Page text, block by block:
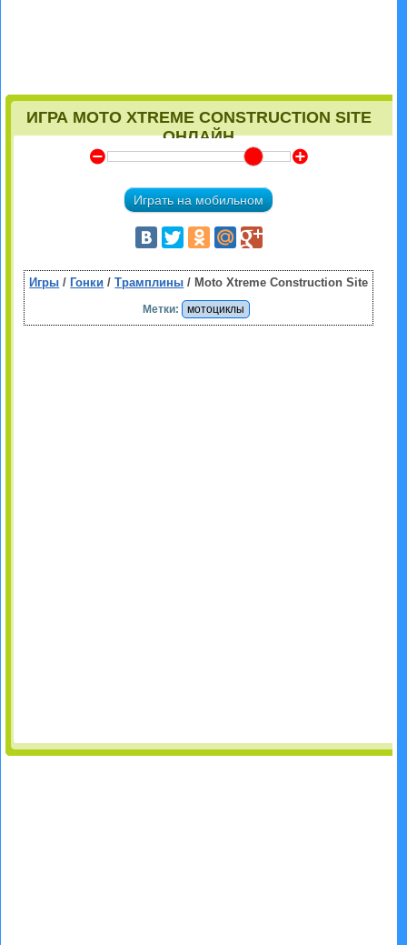
ИГРА MOTO XTREME CONSTRUCTION SITE
ОНЛАЙН
Y Z
Играть на мобильном
Игры / Гонки /Трамплины / Moto Xtreme Construction Site
Метки: мотоциклы